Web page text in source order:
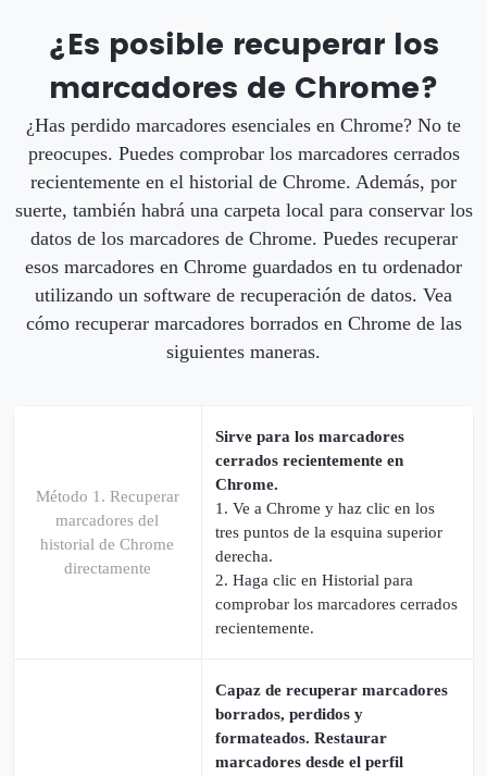
¿Es posible recuperar los
marcadores de Chrome?
¿Has perdido marcadores esenciales en Chrome? No te
preocupes. Puedes comprobar los marcadores cerrados
recientemente en el historial de Chrome. Además, por
suerte, también habrá una carpeta local para conservar los
datos de los marcadores de Chrome. Puedes recuperar
esos marcadores en Chrome guardados en tu ordenador
utilizando un software de recuperación de datos. Vea
cómo recuperar marcadores borrados en Chrome de las
siguientes maneras.
Método 1. Recuperar
marcadores del
historial de Chrome
directamente
Sirve para los marcadores
cerrados recientemente en
Chrome.
1. Ve a Chrome y haz clic en los
tres puntos de la esquina superior
derecha.
2. Haga clic en Historial para
comprobar los marcadores cerrados
recientemente.
Capaz de recuperar marcadores
borrados, perdidos y
formateados. Restaurar
marcadores desde el perfil